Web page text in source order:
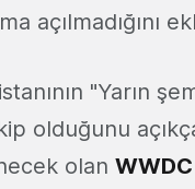
açılmadığını
"Yarın
olduğunu
olan